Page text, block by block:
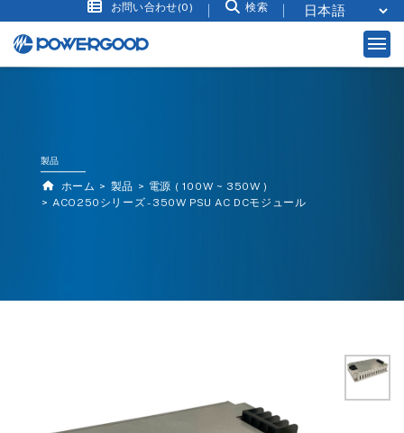
お問い合わせ(0) 検索
製品
ホーム 製品
電源 ( 100W ~ 350W )
ACO250シリーズ - 350W PSU AC DCモジュール